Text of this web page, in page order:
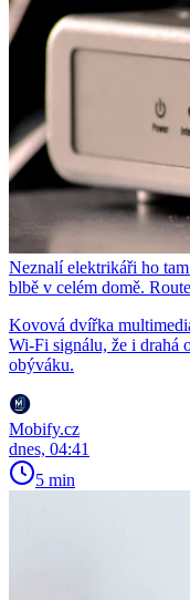
Neznalí elektrikáři ho
blbě v celém domě.
Kovová dvířka
Wi-Fi signálu, že i drahá
obýváku.
Mobify.cz
dnes, 04:41
5 min